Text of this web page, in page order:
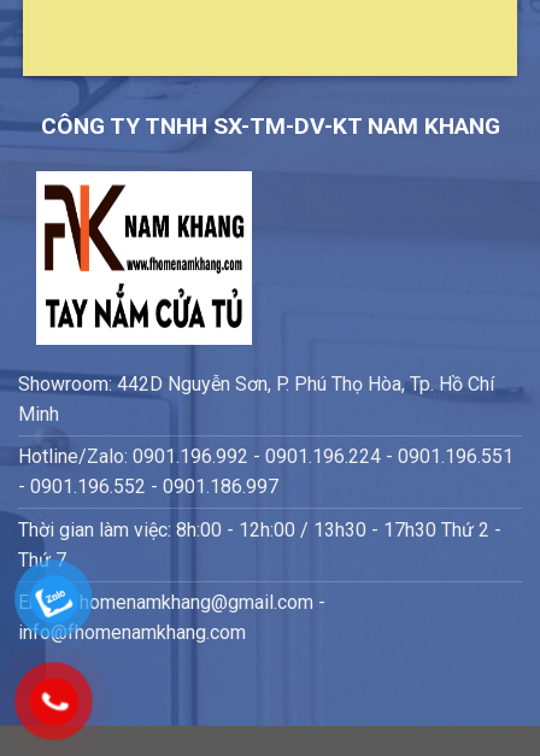
CÔNG TY TNHH SX-TM-DV-KT NAM KHANG
Showroom: 442D Nguyễn Sơn, P. Phú Thọ Hòa, Tp. Hồ Chí
Minh
Hotline/Zalo: 0901.196.992 - 0901.196.224 - 0901.196.551
- 0901.196.552 - 0901.186.997
Thời gian làm việc: 8h:00 - 12h:00 / 13h30 - 17h30 Thứ 2 -
Thứ 7
Email: fhomenamkhang@gmail.com -
info@fhomenamkhang.com